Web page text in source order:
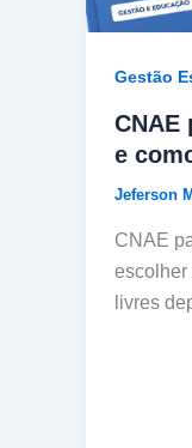
Gestão
CNAE
e
Jeferson
CNAE
escolher
livres